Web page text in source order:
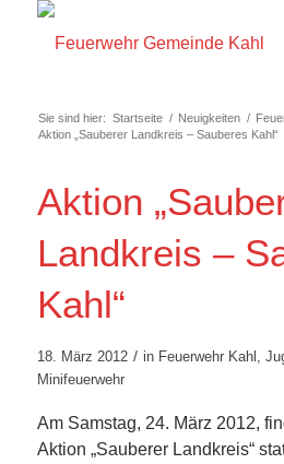
Sie sind hier: Startseite / Neuigkeiten /
Aktion „Sauberer Landkreis – Sauberes Kahl“
Aktion
Landkreis –
Kahl“
18. März 2012 / in Feuerwehr Kahl ,
Minifeuerwehr
Am Samstag, 24. März 2012,
Aktion „Sauberer Landkreis“